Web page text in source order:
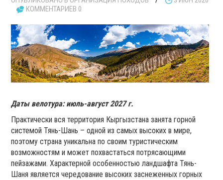
КОММЕНТАРИЕВ 0
Даты велотура: июль-август 2027 г.
Практически вся территория Кыргызстана занята горной
системой Тянь-Шань – одной из самых высоких в мире,
поэтому страна уникальна по своим туристическим
возможностям и может похвастаться потрясающими
пейзажами. Характерной особенностью ландшафта Тянь-
Шаня является чередование высоких заснеженных горных